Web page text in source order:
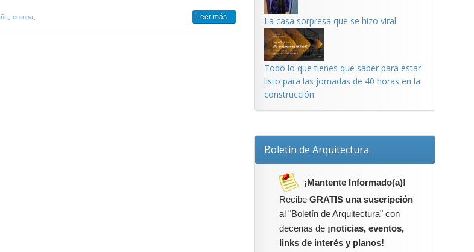
, europa, Leer más... La casa sorpresa que se hizo viral
Todo lo que tienes que saber para estar
listo para las jornadas de 40 horas en la
construcción
Boletín de Arquitectura
¡Mantente Informado(a)!
Recibe GRATIS una suscripción
al "Boletín de Arquitectura" con
decenas de ¡noticias, eventos,
links de interés y planos!